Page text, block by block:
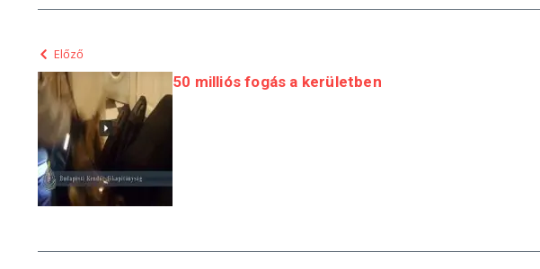
Előző
50 milliós fogás a kerületben